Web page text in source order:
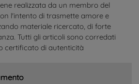
realizzata da un membro del
l'intento di trasmette amore e
materiale ricercato, di forte
Tutti gli articoli sono corredati
certificato di autenticità